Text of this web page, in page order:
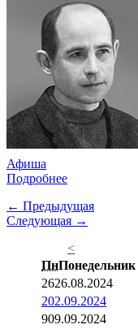
Афиша
Подробнее
← Предыдущая
Следующая →
<
ПнПонедельник
2626.08.2024
202.09.2024
909.09.2024